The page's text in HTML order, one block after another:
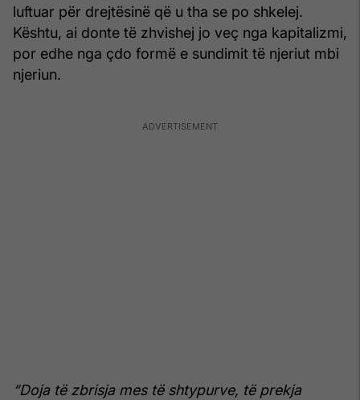
luftuar për drejtësinë që u tha se po shkelej.
Kështu, ai donte të zhvishej jo veç nga kapitalizmi,
por edhe nga çdo formë e sundimit të njeriut mbi
njeriun.
“Doja të zbrisja mes të shtypurve, të prekja